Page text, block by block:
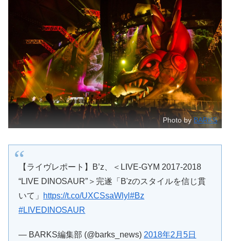
Photo by BARKS
【ライヴレポート】B’z、＜LIVE-GYM 2017-2018
“LIVE DINOSAUR”＞完遂「B'zのスタイルを信じ貫
いて」
https://t.co/UXCSsaWlyl#Bz
#LIVEDINOSAUR
— BARKS編集部 (@barks_news) 2018年2月5日